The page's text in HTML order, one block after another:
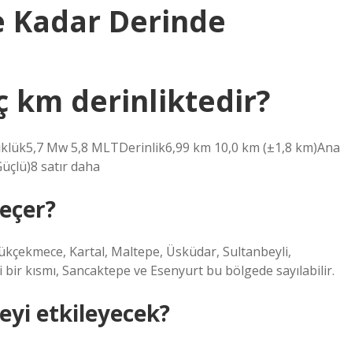
Kadar Derinde
km derinliktedir?
Mw 5,8 MLTDerinlik6,99 km 10,0 km (±1,8 km)Ana
satır daha
Kartal, Maltepe, Üsküdar, Sultanbeyli,
kısmı, Sancaktepe ve Esenyurt bu bölgede sayılabilir.
etkileyecek?